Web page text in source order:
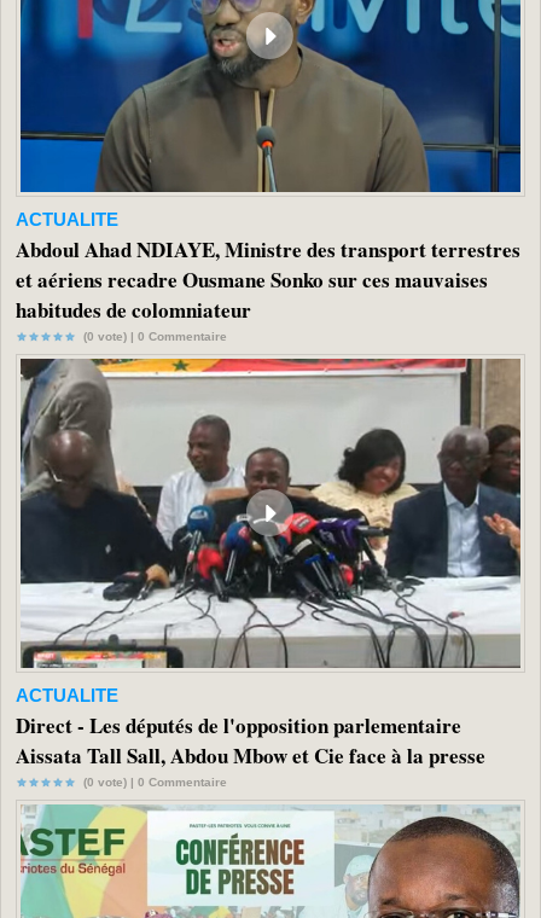
ACTUALITE
Abdoul Ahad NDIAYE, Ministre des transport terrestres
et aériens recadre Ousmane Sonko sur ces mauvaises
habitudes de colomniateur
(0 vote) | 0 Commentaire
ACTUALITE
Direct - Les députés de l'opposition parlementaire
Aissata Tall Sall, Abdou Mbow et Cie face à la presse
(0 vote) | 0 Commentaire